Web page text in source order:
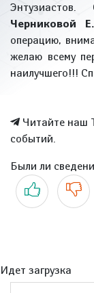
Энтузиастов.
Черниковой
операцию,
желаю всему
наилучшего!!!
Читайте наш
событий.
Были ли
Да
Идет загрузка